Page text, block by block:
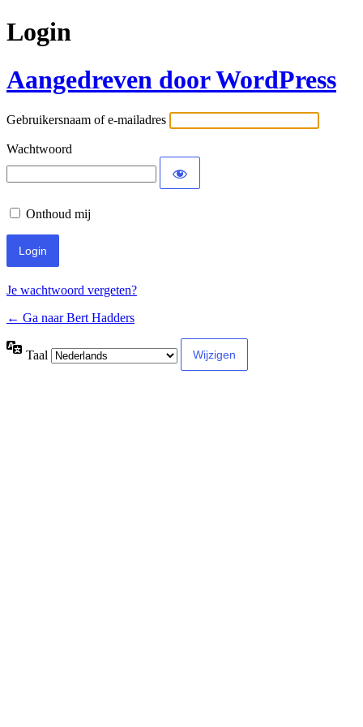
Login
Aangedreven door WordPress
Gebruikersnaam of e-mailadres
Wachtwoord
Onthoud mij
Je wachtwoord vergeten?
← Ga naar Bert Hadders
Taal